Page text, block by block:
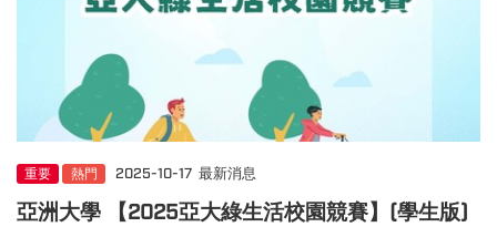
重要 熱門 2025-10-17 最新消息
亞洲大學 【2025亞大綠生活校園競賽】(學生版)